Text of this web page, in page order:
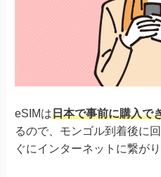
eSIMは日本で事前に購入で
るので、モンゴル到着後に
ぐにインターネットに繋がり